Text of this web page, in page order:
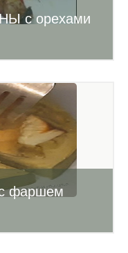
с орехами
с фаршем